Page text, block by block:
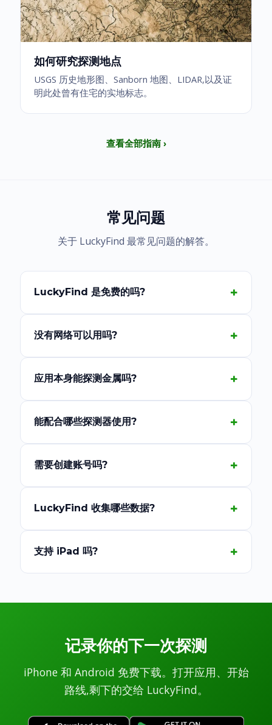
如何研究探测地点
USGS 历史地形图、Sanborn 地图、LIDAR,以及证
明此处曾有住宅的实地标志。
查看全部指南 ›
常见问题
关于 LuckyFind 最常见问题的解答。
LuckyFind 是免费的吗?
没有网络可以用吗?
应用本身能探测金属吗?
能配合哪些探测器使用?
需要创建账号吗?
LuckyFind 收集哪些数据?
支持 iPad 吗?
记录你的下一次探测
iPhone 和 Android 免费下载。打开应用、开始
路线,剩下的交给 LuckyFind。